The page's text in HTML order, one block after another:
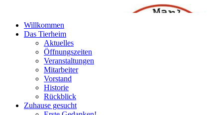
Willkommen
Das Tierheim
Aktuelles
Öffnungszeiten
Veranstaltungen
Mitarbeiter
Vorstand
Historie
Rückblick
Zuhause gesucht